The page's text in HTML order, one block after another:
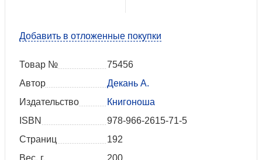
Добавить в отложенные покупки
Товар №
75456
Автор
Декань А.
Издательство
Книгоноша
ISBN
978-966-2615-71-5
Страниц
192